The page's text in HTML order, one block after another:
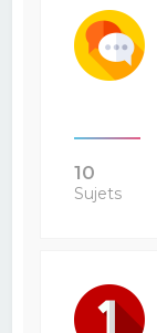
10
Sujets